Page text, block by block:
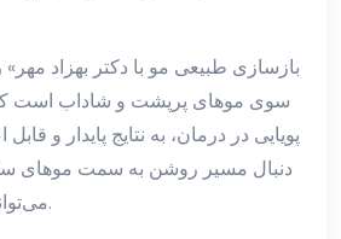
سوی موهای پرپشت و شاداب است که
پویایی در درمان، به نتایج پایدار و
دنبال مسیر روشن به سمت موهای
می‌تواند گزینه‌ای مؤثر باشد.